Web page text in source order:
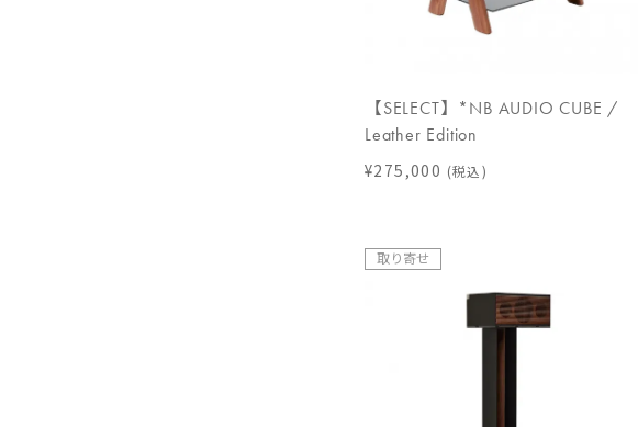
【SELECT】*NB AUDIO CUBE /
Leather Edition
¥275,000 (税込)
取り寄せ